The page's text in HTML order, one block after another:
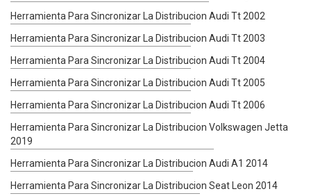
Herramienta Para Sincronizar La Distribucion Audi Tt 2002
Herramienta Para Sincronizar La Distribucion Audi Tt 2003
Herramienta Para Sincronizar La Distribucion Audi Tt 2004
Herramienta Para Sincronizar La Distribucion Audi Tt 2005
Herramienta Para Sincronizar La Distribucion Audi Tt 2006
Herramienta Para Sincronizar La Distribucion Volkswagen Jetta
2019
Herramienta Para Sincronizar La Distribucion Audi A1 2014
Herramienta Para Sincronizar La Distribucion Seat Leon 2014